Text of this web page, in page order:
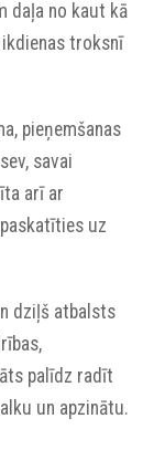
daļa no kaut kā
ikdienas troksnī
pieņemšanas
savai
arī ar
uz
dziļš atbalsts
palīdz radīt
un apzinātu.